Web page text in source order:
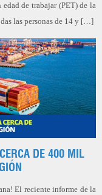
de trabajar (PET) de la
las personas de 14 y […]
DE 400 MIL
El reciente informe de la